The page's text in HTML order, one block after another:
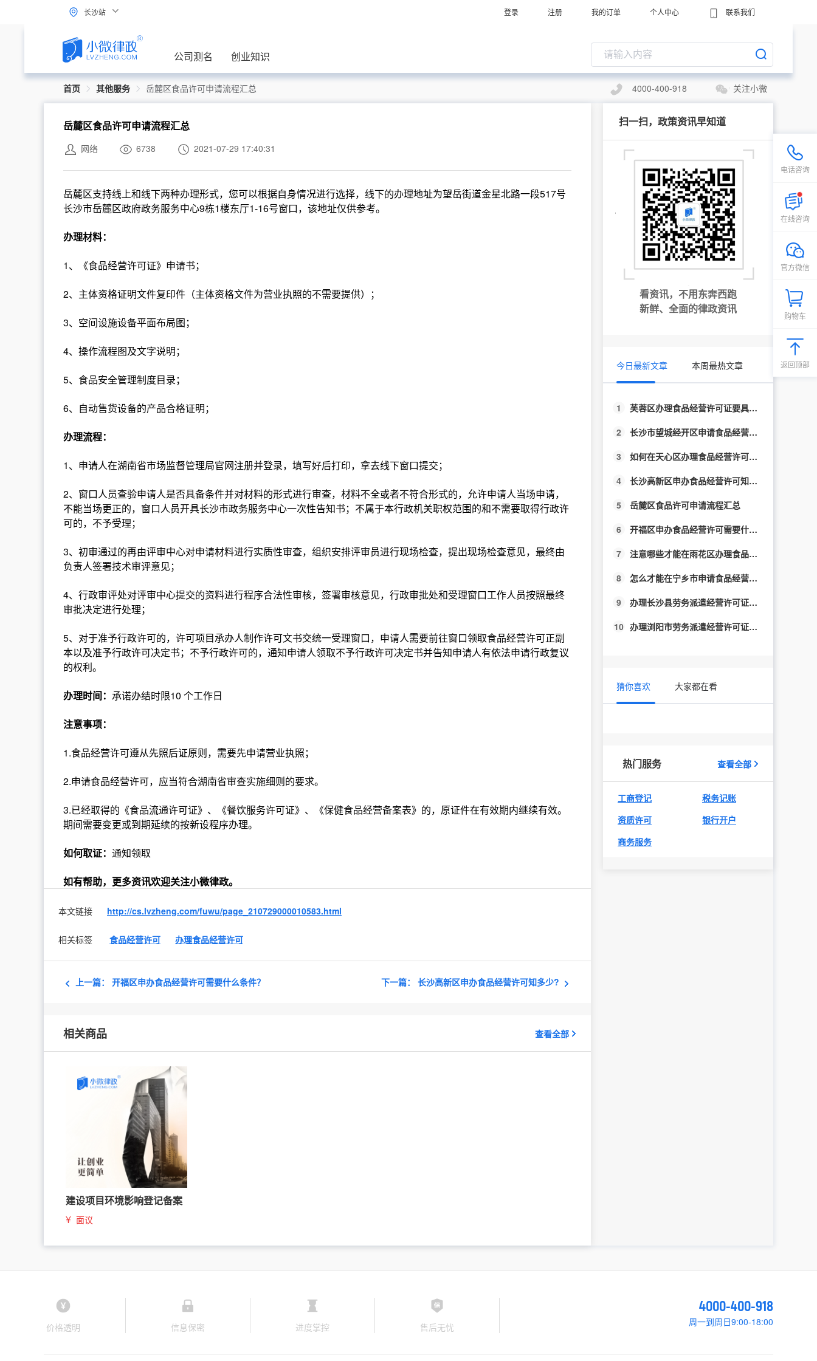
长沙站 登录 注册 我的订单 个人中心 联系我们
公司测名 创业知识
首页 其他服务 岳麓区食品许可申请流程汇总 4000-400-918 关注小微
岳麓区食品许可申请流程汇总
网络 6738 2021-07-29 17:40:31
岳麓区支持线上和线下两种办理形式，您可以根据自身情况进行选择，线下的办理地址为望岳街道金星北路一段517号
长沙市岳麓区政府政务服务中心9栋1楼东厅1-16号窗口，该地址仅供参考。
办理材料：
1、《食品经营许可证》申请书；
2、主体资格证明文件复印件（主体资格文件为营业执照的不需要提供）；
3、空间设施设备平面布局图；
4、操作流程图及文字说明；
5、食品安全管理制度目录；
6、自动售货设备的产品合格证明；
办理流程：
1、申请人在湖南省市场监督管理局官网注册并登录，填写好后打印，拿去线下窗口提交；
2、窗口人员查验申请人是否具备条件并对材料的形式进行审查，材料不全或者不符合形式的，允许申请人当场申请，
不能当场更正的，窗口人员开具长沙市政务服务中心一次性告知书；不属于本行政机关职权范围的和不需要取得行政许
可的，不予受理；
3、初审通过的再由评审中心对申请材料进行实质性审查，组织安排评审员进行现场检查，提出现场检查意见，最终由
负责人签署技术审评意见；
4、行政审评处对评审中心提交的资料进行程序合法性审核，签署审核意见，行政审批处和受理窗口工作人员按照最终
审批决定进行处理；
5、对于准予行政许可的，许可项目承办人制作许可文书交统一受理窗口，申请人需要前往窗口领取食品经营许可正副
本以及准予行政许可决定书；不予行政许可的，通知申请人领取不予行政许可决定书并告知申请人有依法申请行政复议
的权利。
办理时间： 承诺办结时限10 个工作日
注意事项：
1.食品经营许可遵从先照后证原则，需要先申请营业执照；
2.申请食品经营许可，应当符合湖南省审查实施细则的要求。
3.已经取得的《食品流通许可证》、《餐饮服务许可证》、《保健食品经营备案表》的，原证件在有效期内继续有效。
期间需要变更或到期延续的按新设程序办理。
如何取证： 通知领取
如有帮助，更多资讯欢迎关注小微律政。
本文链接 http://cs.lvzheng.com/fuwu/page_210729000010583.html
相关标签 食品经营许可 办理食品经营许可
上一篇： 开福区申办食品经营许可需要什么条件？ 下一篇： 长沙高新区申办食品经营许可知多少?
相关商品 查看全部
建设项目环境影响登记备案
¥ 面议
扫一扫，政策资讯早知道
看资讯，不用东奔西跑
新鲜、全面的律政资讯
今日最新文章 本周最热文章
1
芙蓉区办理食品经营许可证要具备什么条件？
2
长沙市望城经开区申请食品经营许可流程汇总
3
如何在天心区办理食品经营许可证？
4
长沙高新区申办食品经营许可知多少?
5
岳麓区食品许可申请流程汇总
6
开福区申办食品经营许可需要什么条件？
7
注意哪些才能在雨花区办理食品经营许可证?
8
怎么才能在宁乡市申请食品经营许可？
9
办理长沙县劳务派遣经营许可证应该注意什么?
10
办理浏阳市劳务派遣经营许可证应该注意什么?
猜你喜欢 大家都在看
热门服务 查看全部
工商登记
税务记账
资质许可
银行开户
商务服务
价格透明 信息保密 进度掌控 售后无忧
4000-400-918
周一到周日9:00-18:00
电话咨询
在线咨询
官方微信
购物车
返回顶部